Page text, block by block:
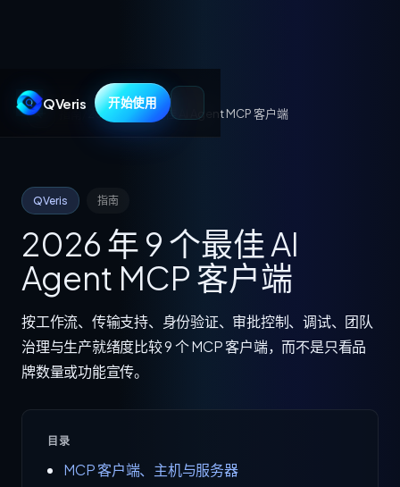
QVeris 开始使用
指南/ 2026 年 9 个最佳 AI Agent MCP 客户端
QVeris 指南
2026 年 9 个最佳 AI
Agent MCP 客户端
按工作流、传输支持、身份验证、审批控制、调试、团队
治理与生产就绪度比较 9 个 MCP 客户端，而不是只看品
牌数量或功能宣传。
目录
MCP 客户端、主机与服务器